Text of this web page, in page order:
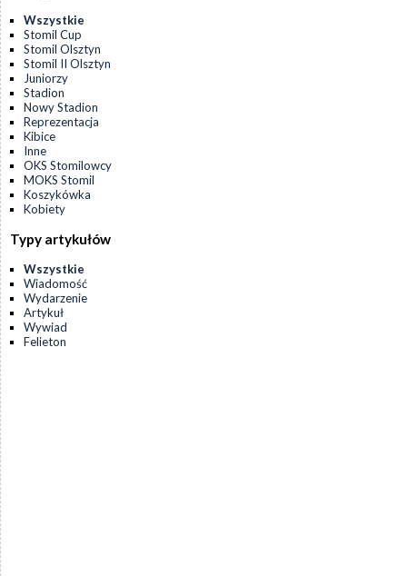
Wszystkie
Stomil Cup
Stomil Olsztyn
Stomil II Olsztyn
Juniorzy
Stadion
Nowy Stadion
Reprezentacja
Kibice
Inne
OKS Stomilowcy
MOKS Stomil
Koszykówka
Kobiety
Typy artykułów
Wszystkie
Wiadomość
Wydarzenie
Artykuł
Wywiad
Felieton